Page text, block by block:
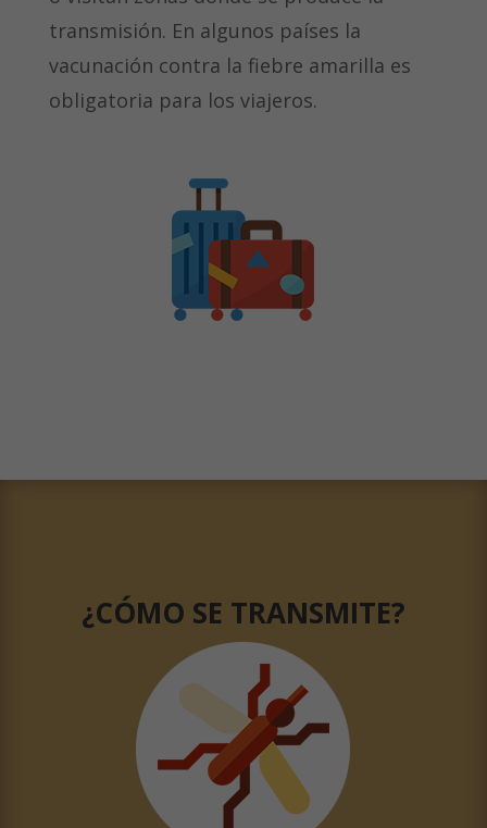
transmisión. En algunos países la
vacunación contra la fiebre amarilla es
obligatoria para los viajeros.
¿CÓMO SE TRANSMITE?